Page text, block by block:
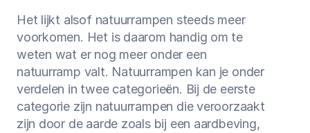
Het lijkt alsof natuurrampen steeds meer
voorkomen. Het is daarom handig om te
weten wat er nog meer onder een
natuurramp valt. Natuurrampen kan je onder
verdelen in twee categorieën. Bij de eerste
categorie zijn natuurrampen die veroorzaakt
zijn door de aarde zoals bij een aardbeving,
Klantenservice
Nu open tot 17:30